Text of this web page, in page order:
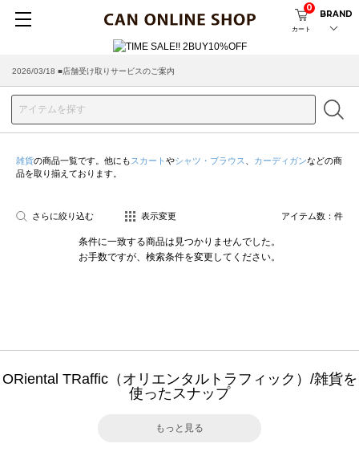
カート
0
BRAND
2026/03/18 ■店舗受け取りサービスのご案内
雑貨の商品一覧です。他にも スカート やシャツ・ブラウス カーディガンなどの商
品を取り揃えております。
さらに絞り込む 表示変更 アイテム数： 件
条件に一致する商品は見つかりませんでした。
お手数ですが、検索条件を変更してください。
ORiental TRaffic（オリエンタルトラフィック）/雑貨を
使ったスナップ
もっと見る